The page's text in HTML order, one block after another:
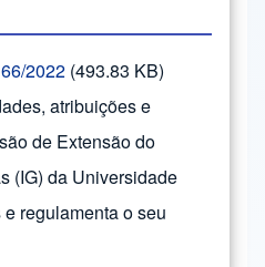
2022 (493.83 KB)
atribuições e
de Extensão do
(IG) da Universidade
regulamenta o seu